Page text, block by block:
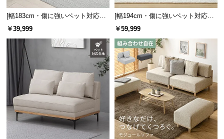
い
て
保
証
に
つ
い
て
会
員
[幅183cm・傷に強いペット対応生
地] 3人掛けカウチソファ 組換え可
￥39,999
[幅194cm・傷に強いペット対応生
地] 3人掛けカウチソファ ヘッドレ
￥59,999